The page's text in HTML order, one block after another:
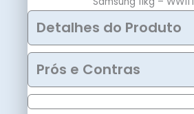
Detalhes do Produto
Prós e Contras